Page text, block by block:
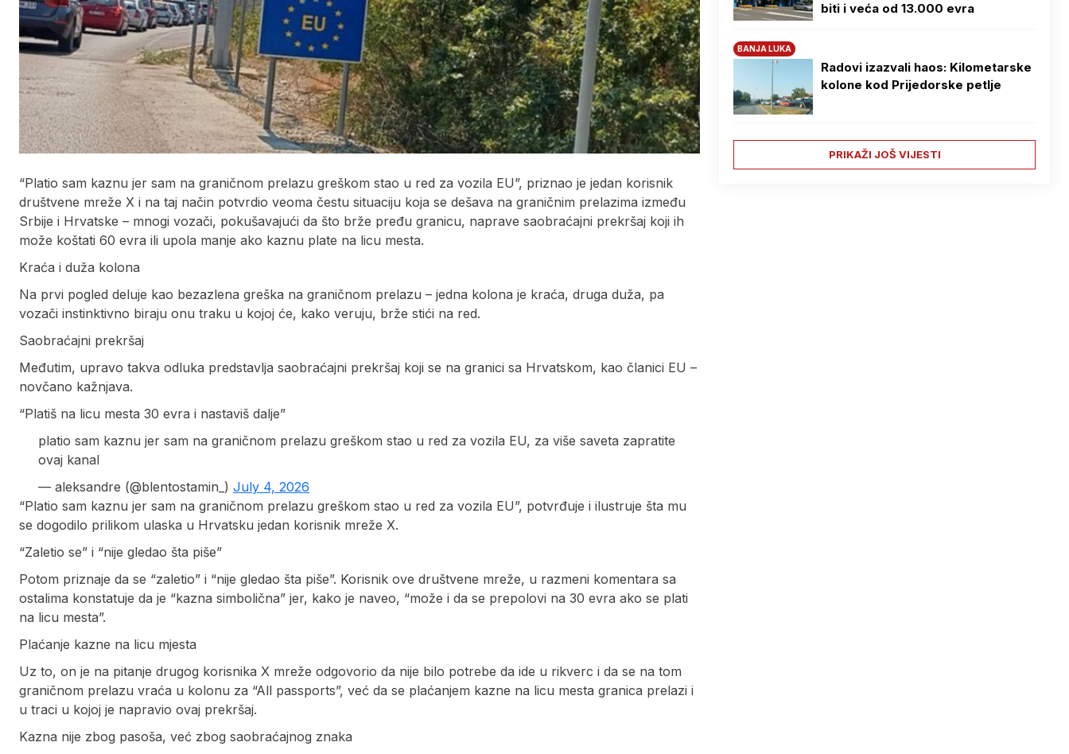
“Platio sam kaznu jer sam na graničnom prelazu greškom stao u red za vozila EU”, priznao je jedan korisnik
društvene mreže X i na taj način potvrdio veoma čestu situaciju koja se dešava na graničnim prelazima između
Srbije i Hrvatske – mnogi vozači, pokušavajući da što brže pređu granicu, naprave saobraćajni prekršaj koji ih
može koštati 60 evra ili upola manje ako kaznu plate na licu mesta.
Kraća i duža kolona
Na prvi pogled deluje kao bezazlena greška na graničnom prelazu – jedna kolona je kraća, druga duža, pa
vozači instinktivno biraju onu traku u kojoj će, kako veruju, brže stići na red.
Saobraćajni prekršaj
Međutim, upravo takva odluka predstavlja saobraćajni prekršaj koji se na granici sa Hrvatskom, kao članici EU –
novčano kažnjava.
“Platiš na licu mesta 30 evra i nastaviš dalje”
platio sam kaznu jer sam na graničnom prelazu greškom stao u red za vozila EU, za više saveta zapratite
ovaj kanal
— aleksandre (@blentostamin_) July 4, 2026
“Platio sam kaznu jer sam na graničnom prelazu greškom stao u red za vozila EU”, potvrđuje i ilustruje šta mu
se dogodilo prilikom ulaska u Hrvatsku jedan korisnik mreže X.
“Zaletio se” i “nije gledao šta piše”
Potom priznaje da se “zaletio” i “nije gledao šta piše”. Korisnik ove društvene mreže, u razmeni komentara sa
ostalima konstatuje da je “kazna simbolična” jer, kako je naveo, “može i da se prepolovi na 30 evra ako se plati
na licu mesta”.
Plaćanje kazne na licu mjesta
Uz to, on je na pitanje drugog korisnika X mreže odgovorio da nije bilo potrebe da ide u rikverc i da se na tom
graničnom prelazu vraća u kolonu za “All passports”, već da se plaćanjem kazne na licu mesta granica prelazi i
u traci u kojoj je napravio ovaj prekršaj.
Kazna nije zbog pasoša, već zbog saobraćajnog znaka
biti i veća od 13.000 evra
BANJA LUKA
Radovi izazvali haos: Kilometarske
kolone kod Prijedorske petlje
PRIKAŽI JOŠ VIJESTI